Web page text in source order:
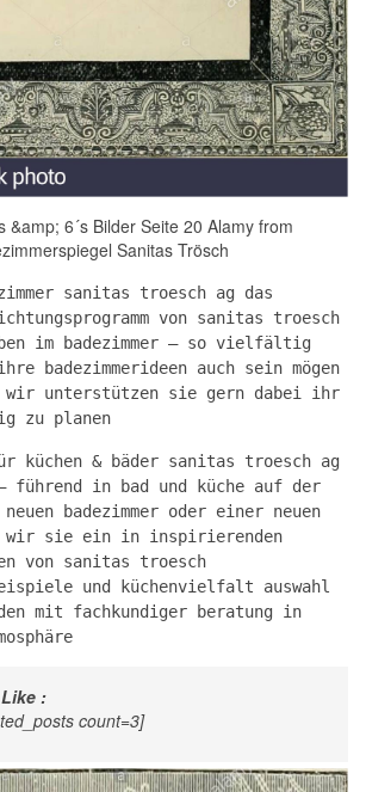
&amp; 6´s Bilder Seite 20 Alamy from
Sanitas Trösch
sanitas troesch ag das
von sanitas troesch
im badezimmer – so vielfältig
badezimmerideen auch sein mögen
wir unterstützen sie gern dabei ihr
zu planen
& bäder sanitas troesch ag
führend in bad und küche auf der
badezimmer oder einer neuen
wir sie ein in inspirierenden
von sanitas troesch
und küchenvielfalt auswahl
mit fachkundiger beratung in
:
count=3]